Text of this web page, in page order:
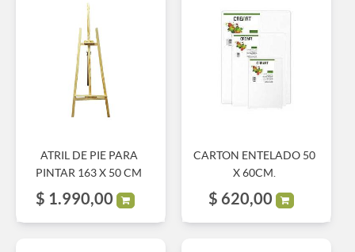
ATRIL DE PIE PARA
PINTAR 163 X 50 CM
$ 1.990,00
CARTON ENTELADO 50
X 60CM.
$ 620,00